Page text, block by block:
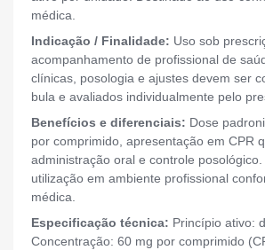
médica.
Indicação / Finalidade: Uso sob
acompanhamento de profissional de
clínicas, posologia e ajustes devem ser
bula e avaliados individualmente pelo
Benefícios e diferenciais: Dose
por comprimido, apresentação em CPR
administração oral e controle
utilização em ambiente profissional
médica.
Especificação técnica: Princípio ativo:
Concentração: 60 mg por comprimido